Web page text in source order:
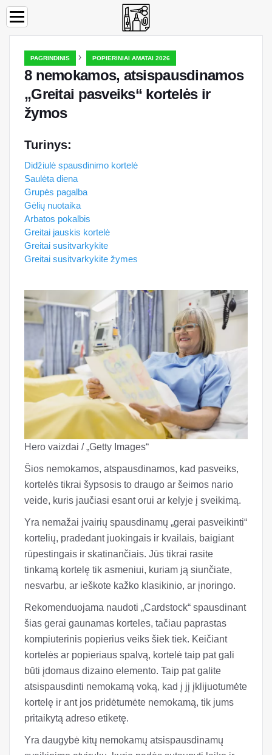
PAGRINDINIS › POPIERINIAI AMATAI 2026
8 nemokamos, atsispausdinamos
„Greitai pasveiks“ kortelės ir
žymos
Turinys:
Didžiulė spausdinimo kortelė
Saulėta diena
Grupės pagalba
Gėlių nuotaika
Arbatos pokalbis
Greitai jauskis kortelė
Greitai susitvarkykite
Greitai susitvarkykite žymes
Hero vaizdai / „Getty Images“
Šios nemokamos, atspausdinamos, kad pasveiks,
kortelės tikrai šypsosis to draugo ar šeimos nario
veide, kuris jaučiasi esant orui ar kelyje į sveikimą.
Yra nemažai įvairių spausdinamų „gerai pasveikinti“
kortelių, pradedant juokingais ir kvailais, baigiant
rūpestingais ir skatinančiais. Jūs tikrai rasite
tinkamą kortelę tik asmeniui, kuriam ją siunčiate,
nesvarbu, ar ieškote kažko klasikinio, ar įnoringo.
Rekomenduojama naudoti „Cardstock“ spausdinant
šias gerai gaunamas korteles, tačiau paprastas
kompiuterinis popierius veiks šiek tiek. Keičiant
kortelės ar popieriaus spalvą, kortelė taip pat gali
būti įdomaus dizaino elemento. Taip pat galite
atsispausdinti nemokamą voką, kad į jį įklijuotumėte
kortelę ir ant jos pridėtumėte nemokamą, tik jums
pritaikytą adreso etiketę.
Yra daugybė kitų nemokamų atsispausdinamų